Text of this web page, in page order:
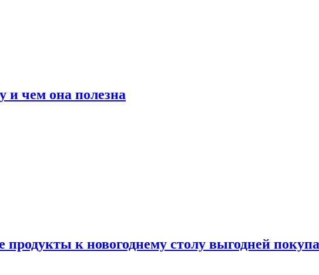
и чем она полезна
к новогоднему столу выгодней